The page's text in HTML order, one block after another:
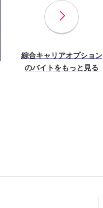
綜合キャリアオプション
のバイトをもっと見る